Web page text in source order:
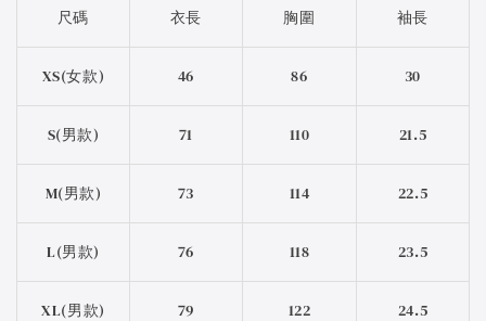
尺碼 衣長 胸圍 袖長
XS(女款) 46 86 30
S(男款) 71 110 21.5
M(男款) 73 114 22.5
L(男款) 76 118 23.5
XL(男款) 79 122 24.5